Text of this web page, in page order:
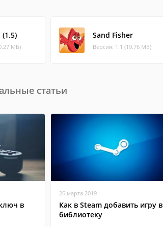
МБ)
Sand Fisher
Версия: 1.1 (19.76 МБ)
статьи
в
26 марта 2019
Как в Steam добавить игру в
библиотеку